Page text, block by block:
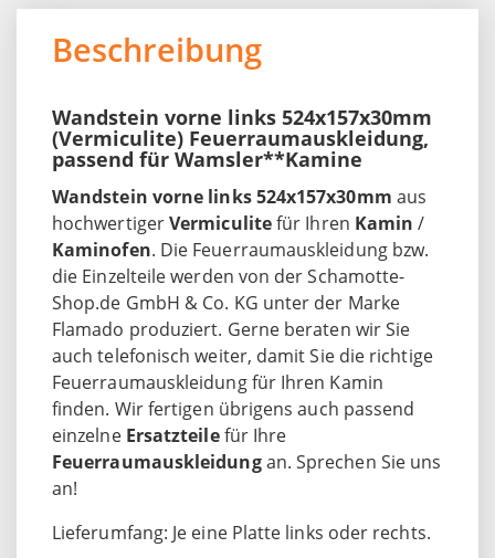
Beschreibung
Wandstein vorne links 524x157x30mm
(Vermiculite) Feuerraumauskleidung,
passend für Wamsler**Kamine
Wandstein vorne links 524x157x30mm aus
hochwertigerVermiculitefür Ihren Kamin/
Kaminofen. Die Feuerraumauskleidung bzw.
die Einzelteile werden von der Schamotte-
Shop.de GmbH & Co. KG unter der Marke
Flamado produziert. Gerne beraten wir Sie
auch telefonisch weiter, damit Sie die richtige
Feuerraumauskleidung für Ihren Kamin
finden. Wir fertigen übrigens auch passend
einzelne Ersatzteilefür Ihre
Feuerraumauskleidungan. Sprechen Sie uns
an!
Lieferumfang: Je eine Platte links oder rechts.